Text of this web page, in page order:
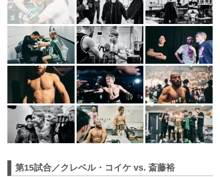
第15試合／クレベル・コイケ vs. 斎藤裕